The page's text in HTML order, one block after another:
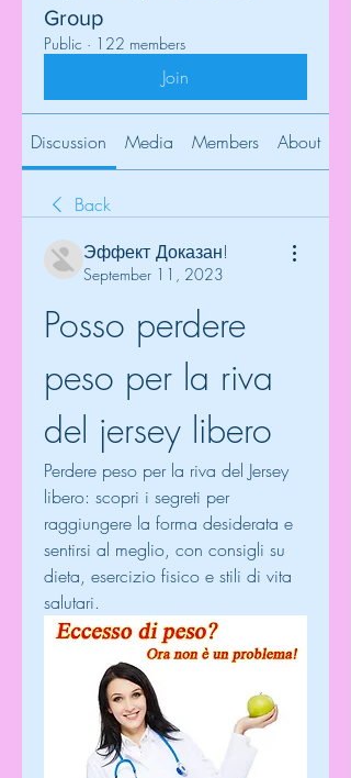
Group
Public · 122 members
Join
Discussion Media Members About
Back
Эффект Доказан!
September 11, 2023
Posso perdere
peso per la riva
del jersey libero
Perdere peso per la riva del Jersey
libero: scopri i segreti per
raggiungere la forma desiderata e
sentirsi al meglio, con consigli su
dieta, esercizio fisico e stili di vita
salutari.